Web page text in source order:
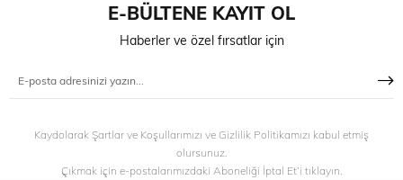
E-BÜLTENE KAYIT OL
Haberler ve özel fırsatlar için
Kaydolarak Şartlar ve Koşullarımızı ve Gizlilik Politikamızı kabul etmiş
olursunuz.
Çıkmak için e-postalarımızdaki Aboneliği İptal Et’i tıklayın.